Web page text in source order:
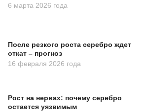
6 марта 2026 года
После резкого роста серебро ждет
откат – прогноз
16 февраля 2026 года
Рост на нервах: почему серебро
остается уязвимым